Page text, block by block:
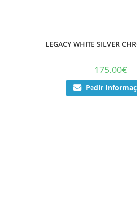
LEGACY WHITE SILVER
175.00€
Pedir